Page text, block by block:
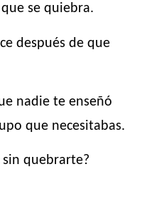
se quiebra.
después de que
nadie te enseñó
que necesitabas.
quebrarte?